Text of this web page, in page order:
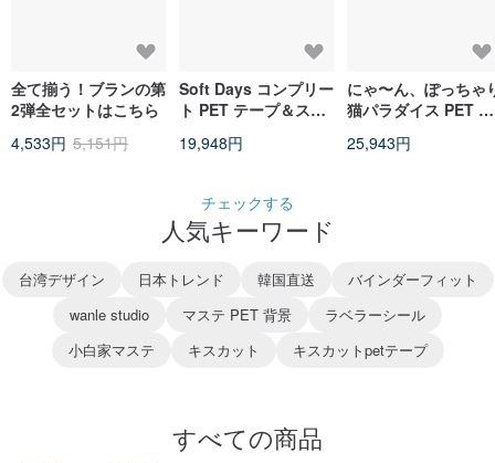
全て揃う！ブランの第
2弾全セットはこちら
4,533円 5,151円
Soft Days コンプリー
ト PET テープ＆ステ
19,948円
にゃ〜ん、ぽっちゃ
猫パラダイス PET &
6m巻
25,943円
チェックする
人気キーワード
台湾デザイン 日本トレンド 韓国直送
バインダーフィット
wanle studio
マステ PET 背景
ラベラーシール
小白家マステ
キスカット キスカットpetテープ
すべての商品